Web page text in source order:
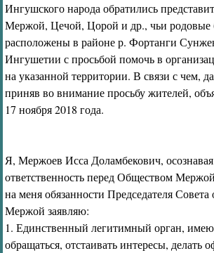
Ингушского народа обратились
Мержой, Цечой, Цорой и др., чьи родовые
расположены в районе р. Фортанги
Ингушетии с просьбой помочь в
на указанной территории. В связи с чем,
приняв во внимание просьбу жителей,
17 ноября 2018 года.
Я, Мержоев Исса Доламбекович,
ответственность перед Обществом
на меня обязанности Председателя Совета
Мержой заявляю:
1. Единственный легитимный орган,
обращаться, отстаивать интересы, делать